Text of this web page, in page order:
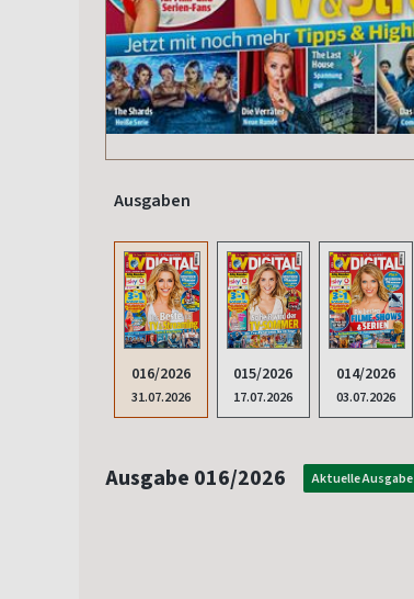
Ausgaben
016/2026
31.07.2026
015/2026
17.07.2026
014/2026
03.07.2026
Ausgabe 016/2026 Aktuelle Ausgabe